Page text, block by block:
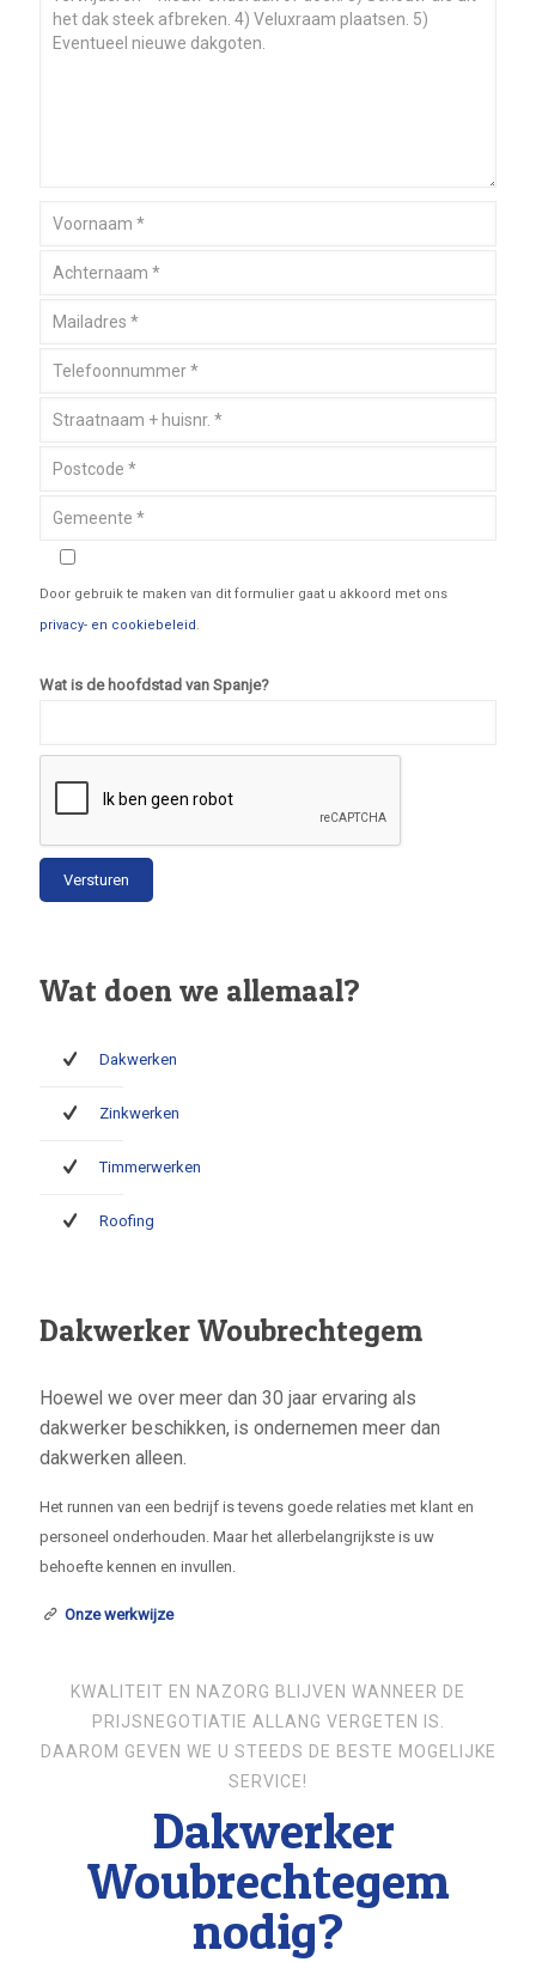
Door gebruik te maken van dit formulier gaat u akkoord met ons
privacy- en cookiebeleid.
Wat is de hoofdstad van Spanje?
Wat doen we allemaal?
Dakwerken
Zinkwerken
Timmerwerken
Roofing
Dakwerker Woubrechtegem
Hoewel we over meer dan 30 jaar ervaring als
dakwerker beschikken, is ondernemen meer dan
dakwerken alleen.
Het runnen van een bedrijf is tevens goede relaties met klant en
personeel onderhouden. Maar het allerbelangrijkste is uw
behoefte kennen en invullen.
Onze werkwijze
KWALITEIT EN NAZORG BLIJVEN WANNEER DE
PRIJSNEGOTIATIE ALLANG VERGETEN IS.
DAAROM GEVEN WE U STEEDS DE BESTE MOGELIJKE
SERVICE!
Dakwerker
Woubrechtegem
nodig?